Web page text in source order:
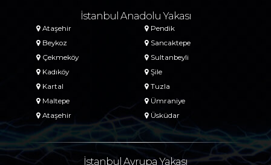
İstanbul Anadolu Yakası
Ataşehir
Beykoz
Çekmeköy
Kadıköy
Kartal
Maltepe
Ataşehir
Pendik
Sancaktepe
Sultanbeyli
Şile
Tuzla
Ümraniye
Üsküdar
İstanbul Avrupa Yakası